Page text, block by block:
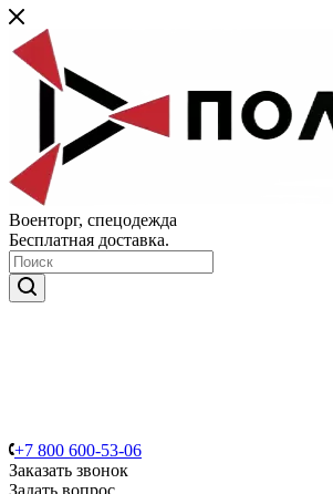
Военторг, спецодежда
Бесплатная доставка.
+7 800 600-53-06
Заказать звонок
Задать вопрос